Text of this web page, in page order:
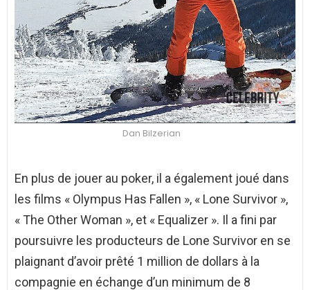
Dan Bilzerian
En plus de jouer au poker, il a également joué dans
les films « Olympus Has Fallen », « Lone Survivor »,
« The Other Woman », et « Equalizer ». Il a fini par
poursuivre les producteurs de Lone Survivor en se
plaignant d’avoir prêté 1 million de dollars à la
compagnie en échange d’un minimum de 8